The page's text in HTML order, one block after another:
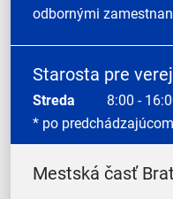
odbornými
Starosta pre
Streda 8:00 -
* po
Mestská časť